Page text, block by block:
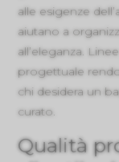
alle esigenze
aiutano a
all’eleganza.
progettuale
chi desidera un
curato.
Qualità